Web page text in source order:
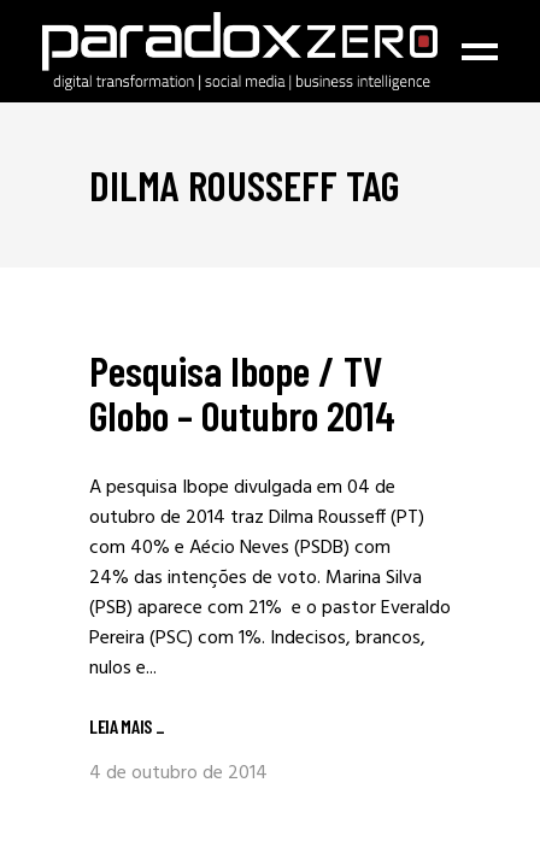
DILMA ROUSSEFF TAG
Pesquisa Ibope / TV
Globo – Outubro 2014
A pesquisa Ibope divulgada em 04 de
outubro de 2014 traz Dilma Rousseff (PT)
com 40% e Aécio Neves (PSDB) com
24% das intenções de voto. Marina Silva
(PSB) aparece com 21% e o pastor Everaldo
Pereira (PSC) com 1%. Indecisos, brancos,
nulos e...
LEIA MAIS _
4 de outubro de 2014